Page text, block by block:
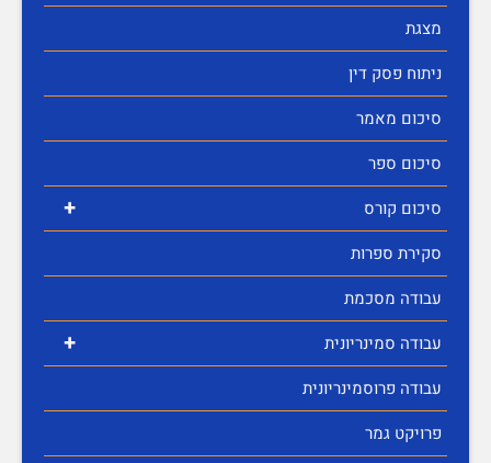
מצגת
ניתוח פסק דין
סיכום מאמר
סיכום ספר
+
סיכום קורס
סקירת ספרות
עבודה מסכמת
+
עבודה סמינריונית
עבודה פרוסמינריונית
פרויקט גמר